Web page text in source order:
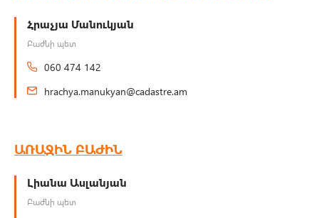
Հրաչյա Մանուկյան
Բաժնի պետ
060 474 142
hrachya.manukyan@cadastre.am
ԱՌԱՋԻՆ ԲԱԺԻՆ
Լիանա Ասլանյան
Բաժնի պետ